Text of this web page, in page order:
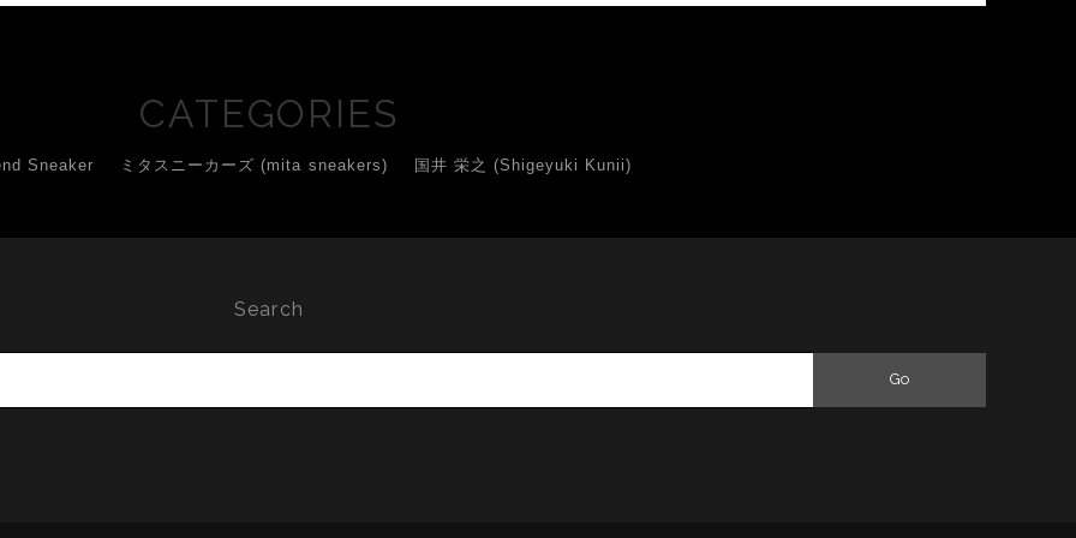
CATEGORIES
Sneaker ミタスニーカーズ (mita sneakers) 国井 栄之 (Shigeyuki Kunii)
Search